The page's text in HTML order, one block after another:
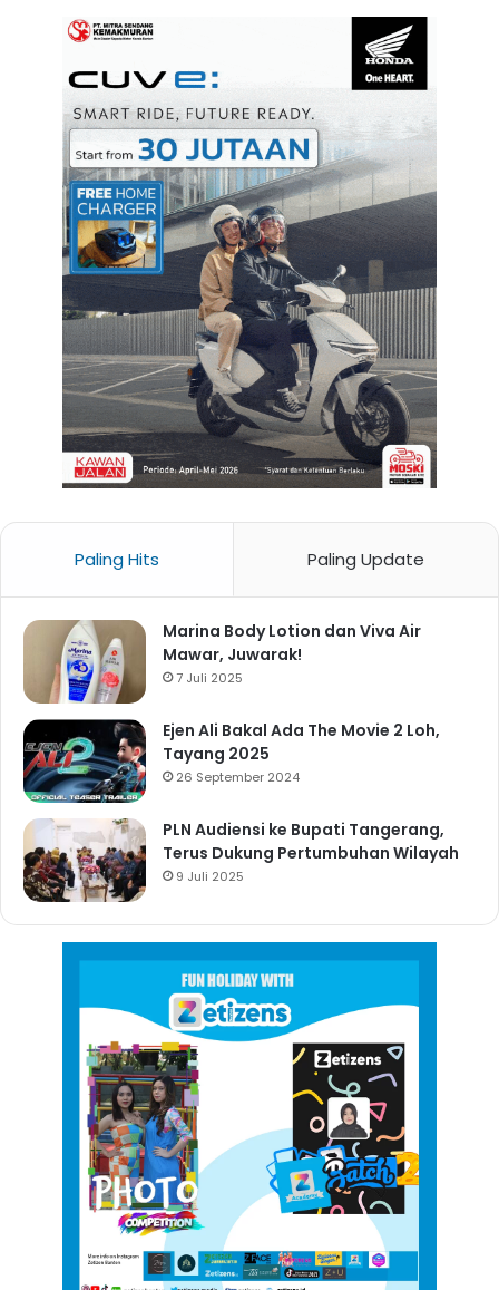
Paling Hits Paling Update
Marina Body Lotion dan Viva Air
Mawar, Juwarak!
7 Juli 2025
Ejen Ali Bakal Ada The Movie 2 Loh,
Tayang 2025
26 September 2024
PLN Audiensi ke Bupati Tangerang,
Terus Dukung Pertumbuhan Wilayah
9 Juli 2025